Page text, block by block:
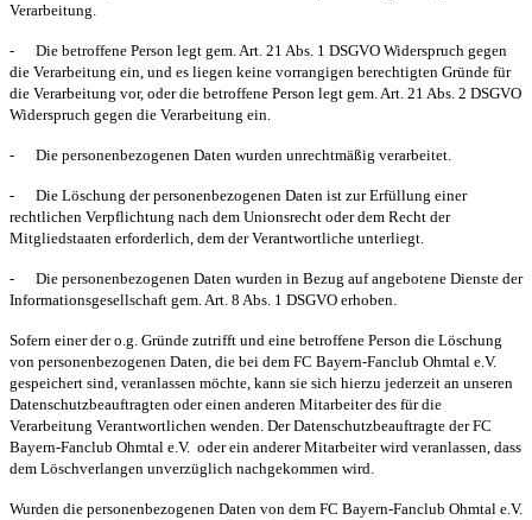
Verarbeitung.
-
Die betroffene Person legt gem. Art. 21 Abs. 1 DSGVO Widerspruch gegen
die Verarbeitung ein, und es liegen keine vorrangigen berechtigten Gründe für
die Verarbeitung vor, oder die betroffene Person legt gem. Art. 21 Abs. 2 DSGVO
Widerspruch gegen die Verarbeitung ein.
- Die personenbezogenen Daten wurden unrechtmäßig verarbeitet.
-
Die Löschung der personenbezogenen Daten ist zur Erfüllung einer
rechtlichen Verpflichtung nach dem Unionsrecht oder dem Recht der
Mitgliedstaaten erforderlich, dem der Verantwortliche unterliegt.
-
Die personenbezogenen Daten wurden in Bezug auf angebotene Dienste der
Informationsgesellschaft gem. Art. 8 Abs. 1 DSGVO erhoben.
Sofern einer der o.g. Gründe zutrifft und eine betroffene Person die Löschung
von personenbezogenen Daten, die bei dem FC Bayern-Fanclub Ohmtal e.V.
gespeichert sind, veranlassen möchte, kann sie sich hierzu jederzeit an unseren
Datenschutzbeauftragten oder einen anderen Mitarbeiter des für die
Verarbeitung Verantwortlichen wenden. Der Datenschutzbeauftragte der FC
Bayern-Fanclub Ohmtal e.V. oder ein anderer Mitarbeiter wird veranlassen, dass
dem Löschverlangen unverzüglich nachgekommen wird.
Wurden die personenbezogenen Daten von dem FC Bayern-Fanclub Ohmtal e.V.